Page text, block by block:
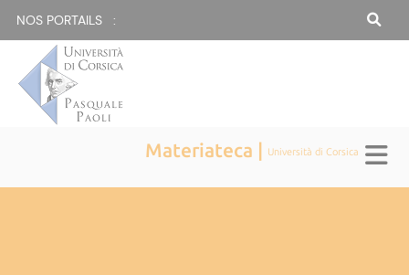
NOS PORTAILS :
Materiateca | Università di Corsica